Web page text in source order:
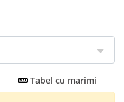
Tabel cu marimi